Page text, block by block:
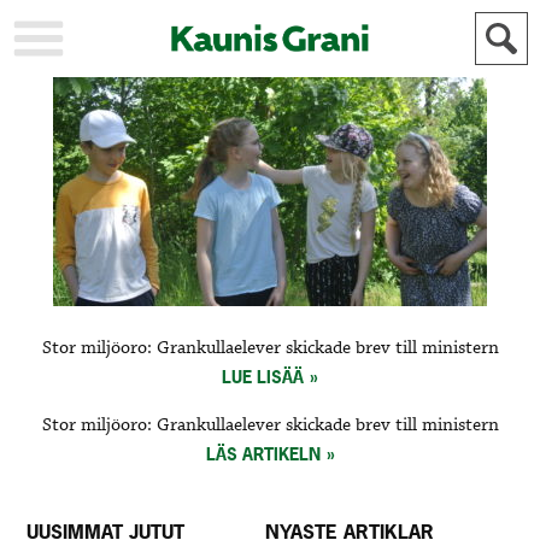
KAUPUNKI
STADEN
AJANKOHTAISTA
AKTUELLT
URHEILU
IDROTT
KULTTUURI
KULTUR
HISTORIA
HISTORIA
YLEINEN
ALLMÄN
MAINOSTAJILLE
FÖR
ANNONSÖRER
Stor miljöoro: Grankullaelever skickade brev till ministern
LUE LISÄÄ
Stor miljöoro: Grankullaelever skickade brev till ministern
LÄS ARTIKELN
UUSIMMAT JUTUT NYASTE ARTIKLAR